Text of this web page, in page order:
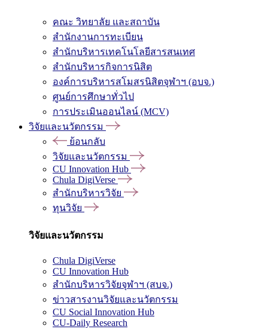
คณะ วิทยาลัย และสถาบัน
สำนักงานการทะเบียน
สำนักบริหารเทคโนโลยีสารสนเทศ
สำนักบริหารกิจการนิสิต
องค์การบริหารสโมสรนิสิตจุฬาฯ (อบจ.)
ศูนย์การศึกษาทั่วไป
การประเมินออนไลน์ (MCV)
วิจัยและนวัตกรรม
ย้อนกลับ
วิจัยและนวัตกรรม
CU Innovation Hub
Chula DigiVerse
สำนักบริหารวิจัย
ทุนวิจัย
วิจัยและนวัตกรรม
Chula DigiVerse
CU Innovation Hub
สำนักบริหารวิจัยจุฬาฯ (สบจ.)
ข่าวสารงานวิจัยและนวัตกรรม
CU Social Innovation Hub
CU-Daily Research